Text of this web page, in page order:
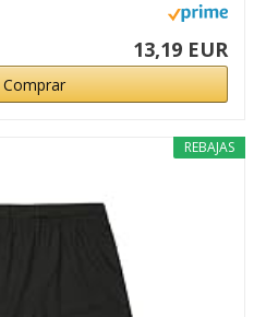
13,19 EUR
Comprar
REBAJAS